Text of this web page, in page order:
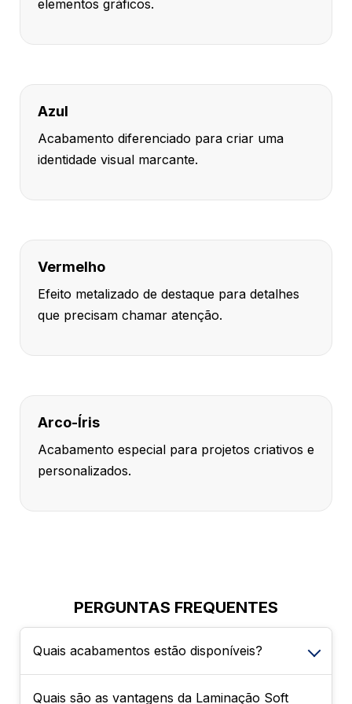
elementos gráficos.
Azul
Acabamento diferenciado para criar uma
identidade visual marcante.
Vermelho
Efeito metalizado de destaque para detalhes
que precisam chamar atenção.
Arco-Íris
Acabamento especial para projetos criativos e
personalizados.
PERGUNTAS FREQUENTES
Quais acabamentos estão disponíveis?
É possível escolher entre Sem
Quais são as vantagens da Laminação Soft